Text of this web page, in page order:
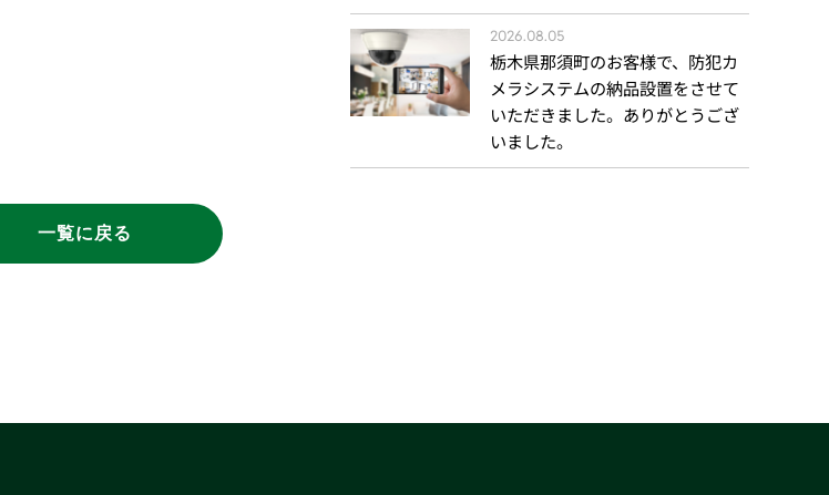
2026.08.05
栃木県那須町のお客様で、防犯カ
メラシステムの納品設置をさせて
いただきました。ありがとうござ
いました。
一覧に戻る